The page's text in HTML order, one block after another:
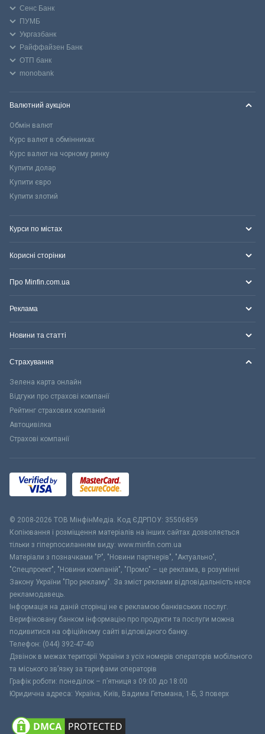
Сенс Банк
ПУМБ
Укргазбанк
Райффайзен Банк
ОТП банк
monobank
Валютний аукціон
Обмін валют
Курс валют в обмінниках
Курс валют на чорному ринку
Купити долар
Купити євро
Купити злотий
Курси по містах
Корисні сторінки
Про Minfin.com.ua
Реклама
Новини та статті
Страхування
Зелена карта онлайн
Відгуки про страхові компанії
Рейтинг страхових компаній
Автоцивілка
Страхові компанії
© 2008-2026 ТОВ МiнфiнМедiа. Код ЄДРПОУ: 35506859
Копіювання і розміщення матеріалів на інших сайтах дозволяється
тільки з гіперпосиланням виду: www.minfin.com.ua
Матеріали з позначками "Р", "Новини партнерів", "Актуально",
"Спецпроект", "Новини компаній", "Промо" – це реклама, в розумінні
Закону України "Про рекламу". За зміст реклами відповідальність несе
рекламодавець.
Інформація на даній сторінці не є рекламою банківських послуг.
Верифіковану банком інформацію про продукти та послуги можна
подивитися на офіційному сайті відповідного банку.
Телефон: (044) 392-47-40
Дзвінок в межах території України з усіх номерів операторів мобільного
та міського зв’язку за тарифами операторів
Графік роботи: понеділок – п’ятниця з 09:00 до 18:00
Юридична адреса: Україна, Київ, Вадима Гетьмана, 1-Б, 3 поверх